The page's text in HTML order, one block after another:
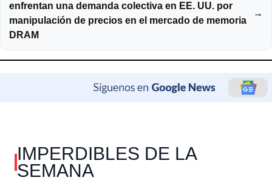
enfrentan una demanda colectiva en EE. UU. por
manipulación de precios en el mercado de memoria
DRAM
→
IMPERDIBLES DE LA
SEMANA